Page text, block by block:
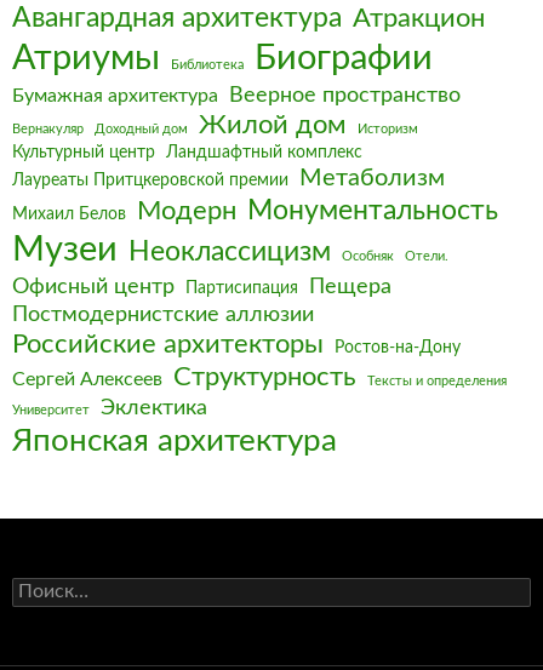
Авангардная архитектура Атракцион
Атриумы Библиотека Биографии
Бумажная архитектура Веерное пространство
Вернакуляр Доходный дом Жилой дом Историзм
Культурный центр
Ландшафтный комплекс
Лауреаты Притцкеровской премии
Метаболизм
Михаил Белов Модерн Монументальность
Музеи Неоклассицизм Особняк Отели.
Офисный центр Партисипация
Пещера
Постмодернистские аллюзии
Российские архитекторы Ростов-на-Дону
Сергей Алексеев Структурность Тексты и определения
Университет Эклектика
Японская архитектура
Найти: